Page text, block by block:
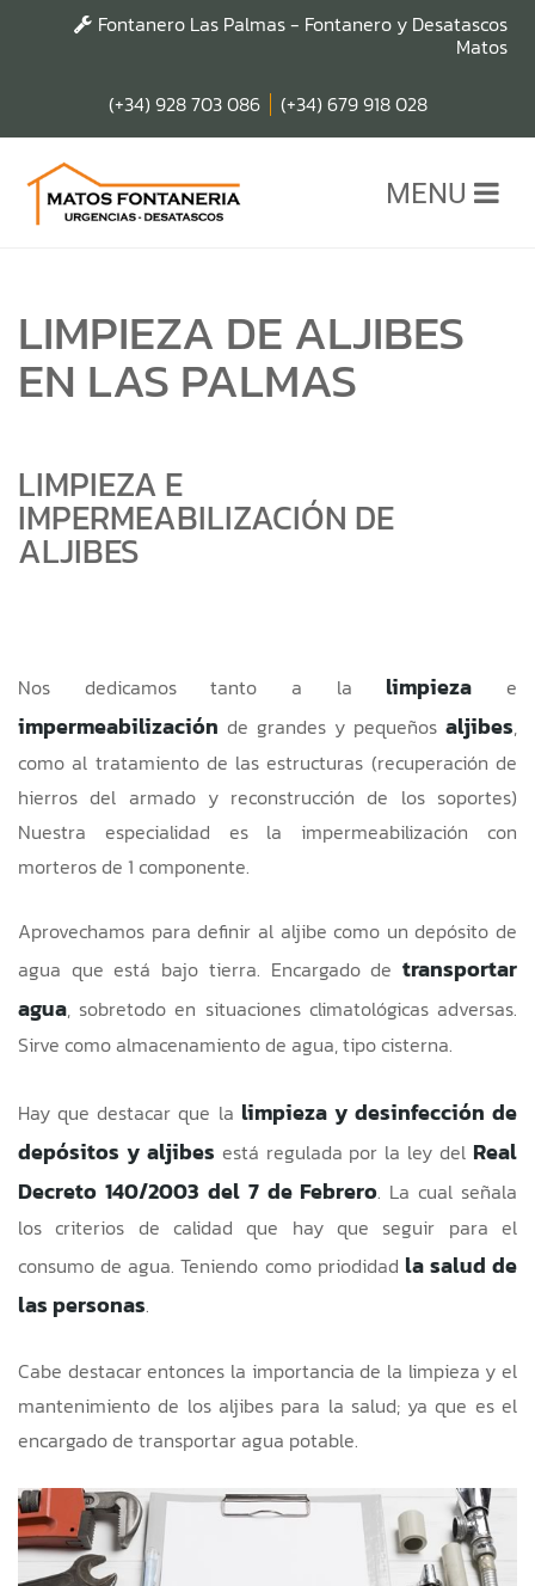
Fontanero Las Palmas - Fontanero y Desatascos
Matos
(+34) 928 703 086
(+34) 679 918 028
MENU
LIMPIEZA DE ALJIBES
EN LAS PALMAS
LIMPIEZA E
IMPERMEABILIZACIÓN DE
ALJIBES
Nos dedicamos tanto a la limpieza e
impermeabilización de grandes y pequeños aljibes,
como al tratamiento de las estructuras (recuperación de
hierros del armado y reconstrucción de los soportes)
Nuestra especialidad es la impermeabilización con
morteros de 1 componente.
Aprovechamos para definir al aljibe como un depósito de
agua que está bajo tierra. Encargado de transportar
agua, sobretodo en situaciones climatológicas adversas.
Sirve como almacenamiento de agua, tipo cisterna.
Hay que destacar que la limpieza y desinfección de
depósitos y aljibes está regulada por la ley del Real
Decreto 140/2003 del 7 de Febrero. La cual señala
los criterios de calidad que hay que seguir para el
consumo de agua. Teniendo como priodidad la salud de
las personas.
Cabe destacar entonces la importancia de la limpieza y el
mantenimiento de los aljibes para la salud; ya que es el
encargado de transportar agua potable.